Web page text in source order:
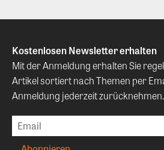
Kostenlosen Newsletter erhalten
Mit der Anmeldung erhalten Sie
Artikel sortiert nach Themen per
Anmeldung jederzeit zurücknehmen.